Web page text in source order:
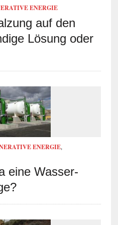
ENERGIE
auf den
Lösung oder
ENERGIE,
eine Wasser-